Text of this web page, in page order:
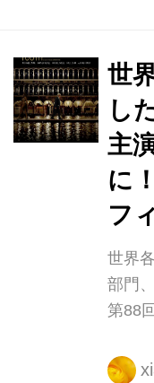
アル
像美
英国
ン)。
リウ
ルプ
を送
のミ
世
し
主
に
フ
世界
部門
第88
ース